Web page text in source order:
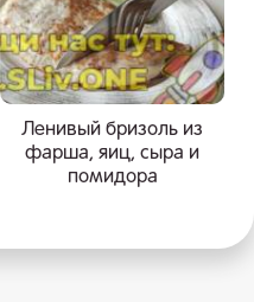
Ленивый бризоль из
фарша, яиц, сыра и
помидора